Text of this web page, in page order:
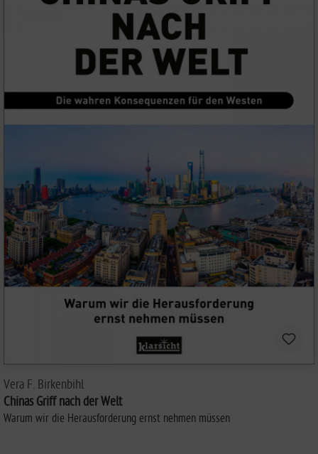
Vera F. Birkenbihl
Chinas Griff nach der Welt
Warum wir die Herausforderung ernst nehmen müssen